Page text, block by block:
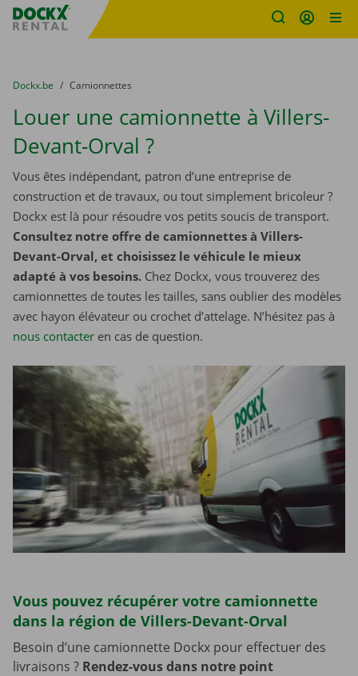
sitename
You are here:
du
Dockx.be to
Camionnettes
Louer une camionnette à Villers-
Devant-Orval ?
Vous êtes indépendant, patron d’une entreprise de
construction et de travaux, ou tout simplement bricoleur ?
Dockx est là pour résoudre vos petits soucis de transport.
Consultez notre offre de camionnettes à Villers-
Devant-Orval, et choisissez le véhicule le mieux
adapté à vos besoins. Chez Dockx, vous trouverez des
camionnettes de toutes les tailles, sans oublier des modèles
avec hayon élévateur ou crochet d’attelage. N’hésitez pas à
nous contacter ​​​​​​​ en cas de question.
Vous pouvez récupérer votre camionnette
dans la région de Villers-Devant-Orval
Besoin d’une camionnette Dockx pour effectuer des
livraisons ? Rendez-vous dans notre point